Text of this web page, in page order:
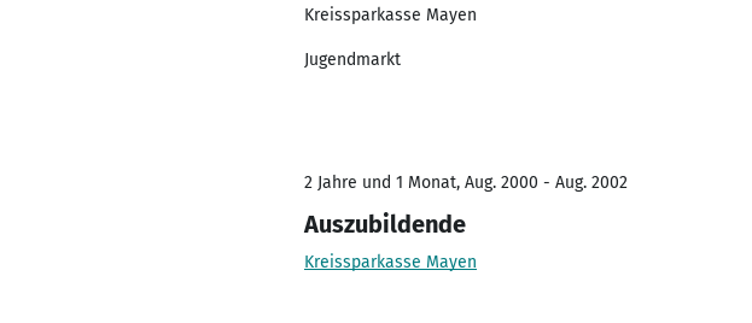
Kreissparkasse Mayen
Jugendmarkt
2 Jahre und 1 Monat, Aug. 2000 - Aug. 2002
Auszubildende
Kreissparkasse Mayen